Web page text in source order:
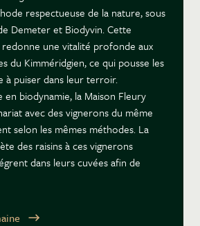
respectueuse de la nature, sous
Demeter et Biodyvin. Cette
une vitalité profonde aux
du Kimméridgien, ce qui pousse les
à puiser dans leur terroir.
en biodynamie, la Maison Fleury
avec des vignerons du même
selon les mêmes méthodes. La
des raisins à ces vignerons
dans leurs cuvées afin de
négociant manipulant en